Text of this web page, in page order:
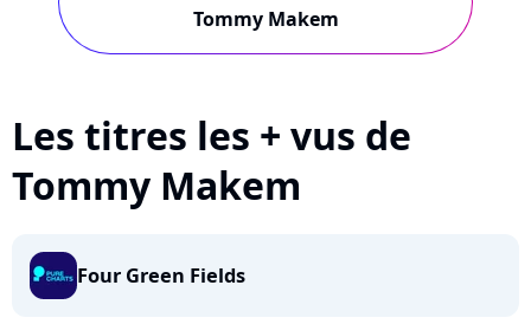
Tommy Makem
Les titres les + vus de
Tommy Makem
Four Green Fields